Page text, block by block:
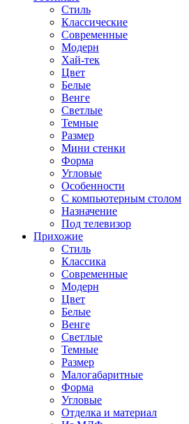
Стиль
Классические
Современные
Модерн
Хай-тек
Цвет
Белые
Венге
Светлые
Темные
Размер
Мини стенки
Форма
Угловые
Особенности
С компьютерным столом
Назначение
Под телевизор
Прихожие
Стиль
Классика
Современные
Модерн
Цвет
Белые
Венге
Светлые
Темные
Размер
Малогабаритные
Форма
Угловые
Отделка и материал